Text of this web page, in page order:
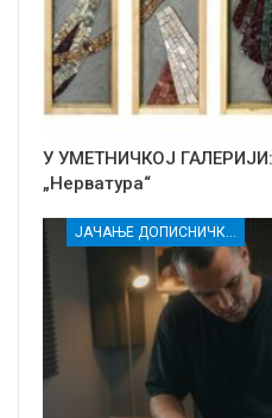
У УМЕТНИЧКОЈ
„Нерватура“
ЈАЧАЊЕ ДОПИСНИЧКЕ МРЕЖЕ НЕЗАВИСНИХ МЕДИЈА У РАСИНСКОМ ОКРУГУ